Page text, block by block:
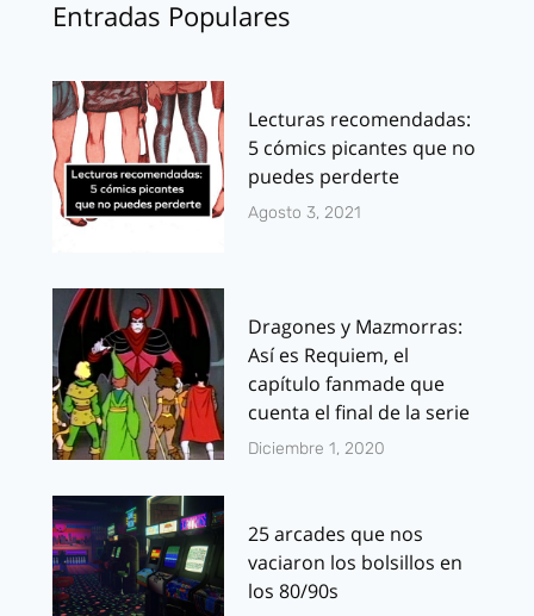
Entradas Populares
Lecturas recomendadas:
5 cómics picantes que no
puedes perderte
Agosto 3, 2021
Dragones y Mazmorras:
Así es Requiem, el
capítulo fanmade que
cuenta el final de la serie
Diciembre 1, 2020
25 arcades que nos
vaciaron los bolsillos en
los 80/90s